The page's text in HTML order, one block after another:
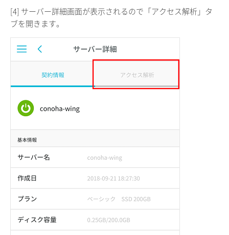
[4] サーバー詳細画面が表示されるので「アクセス解析」タ
ブを開きます。